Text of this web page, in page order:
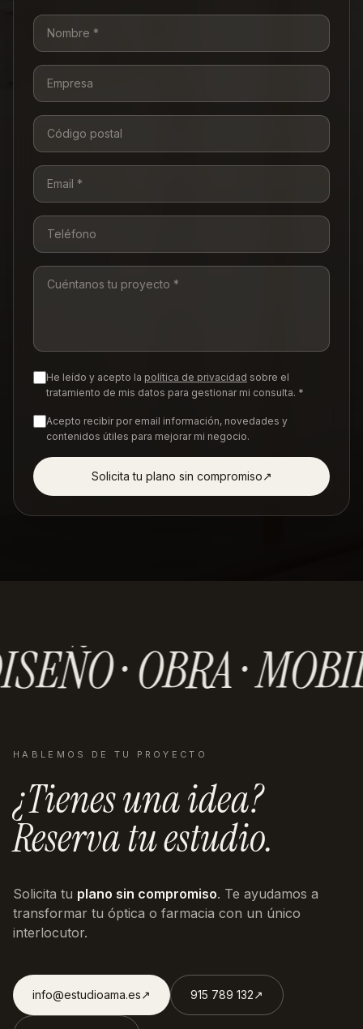
He leído y acepto la política de privacidad sobre el
tratamiento de mis datos para gestionar mi consulta. *
Acepto recibir por email información, novedades y
contenidos útiles para mejorar mi negocio.
Solicita tu plano sin compromiso↗︎
· OBRA ·
HABLEMOS DE TU PROYECTO
¿Tienes una idea?
Reserva tu estudio.
Solicita tu plano sin compromiso. Te ayudamos a
transformar tu óptica o farmacia con un único
interlocutor.
info@estudioama.es↗︎ 915 789 132↗︎